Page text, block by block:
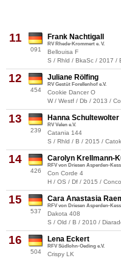
11
091
Frank Nachtigall
RV Rhede-Krommert e. V.
Bellouisa F
S / Rhld / BkaSc / 2017 /
12
454
Juliane Rölfing
RV Gestüt Forellenhof e.V.
Cookie Dancer O
W / Westf / Db / 2013 /
13
239
Hanna Schultewolter
RV Velen e.V.
Catania 144
S / Rhld / B / 2015 /
14
426
Carolyn Krellmann-
RFV von Driesen Asperden-
Con Corde 4
H / OS / Df / 2015 /
15
537
Cara Anastasia
RFV von Driesen Asperden-
Dakota 408
S / Old / B / 2010 /
16
504
Lena Eckert
RFV Südlohn-Oeding e.V.
Crispy LK